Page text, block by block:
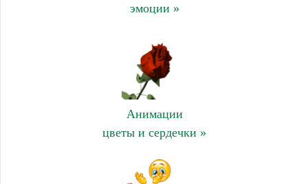
эмоции »
Анимации
цветы и сердечки »